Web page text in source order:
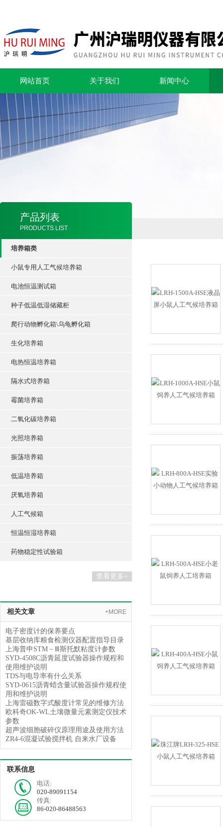
网站首页 关于我们 新闻中心
产品列表
PRODUCTS LIST
培养箱类
小鼠专用人工气候培养箱
电池恒温测试箱
种子低温低湿储藏柜
爬行动物孵化箱\乌龟孵化箱
生化培养箱
电热恒温培养箱
隔水式培养箱
霉菌培养箱
二氧化碳培养箱
光照培养箱
振荡培养箱
低温培养箱
厌氧培养箱
人工气候箱
恒温恒湿培养箱
药物稳定性试验箱
查看更多+
相关文章 +MORE
电子密度计的保养要点
基层收纳库粮食检测仪器配置指导目录
上海普申STM－Ⅲ斯托默粘度计参数
SYD-4508C沥青延度试验器操作规程和
使用维护说明
TDS与电导率有什么关系
SYD-0615沥青蜡含量试验器操作规程使
用和维护说明
上海雷磁数字式酸度计常见的维修方法
欧科奇OK-WL土壤微量元素测定仪技术
参数
超声波细胞破碎仪原理用途及使用方法
ZR4-6混凝试验搅拌机 自来水厂设备
联系信息
电话:
020-89091154
传真:
86-020-86488563